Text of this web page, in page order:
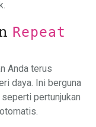
Repeat
Anda terus
daya. Ini berguna
pertunjukan